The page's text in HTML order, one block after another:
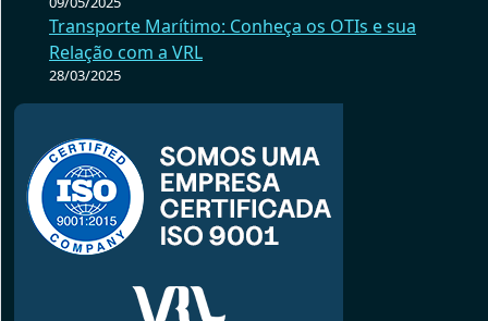
Transporte Marítimo: Conheça os OTIs e sua
Relação com a VRL
28/03/2025